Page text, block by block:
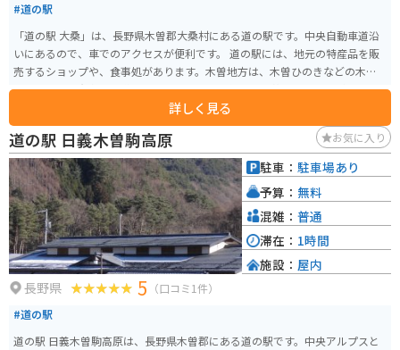
#道の駅
「道の駅 大桑」は、長野県木曽郡大桑村にある道の駅です。中央自動車道沿
いにあるので、車でのアクセスが便利です。 道の駅には、地元の特産品を販
売するショップや、食事処があります。木曽地方は、木曽ひのきなどの木材
の産地として有名で、道の駅でも、それらを使った工芸品やお土産が販売さ
す。名物は、木曽牛や、山菜を使ったそば、五平餅などです。 バイクで訪れ
る場合、道の駅には広い駐車場が完備されているので安心です。中央自動車
道沿いの道の駅なので、ツーリングの休憩場所としても最適です。 周辺に
は、木曽五木で有名な森林鉄道「赤沢自然休養林」や、温泉施設「阿寺渓谷
温泉」など、観光スポットも充実しているので、ぜひ立ち寄ってみてくださ
い。
詳しく見る
道の駅 日義木曽駒高原 お気に入り
長野県 5 （口コミ1件）
#道の駅
道の駅 日義木曽駒高原は、長野県木曽郡にある道の駅です。中央アルプスと
駐車： 駐車場あり
予算： 無料
混雑： 普通
滞在： 1時間
施設： 屋内